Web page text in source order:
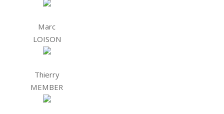
Marc
LOISON
Thierry
MEMBER